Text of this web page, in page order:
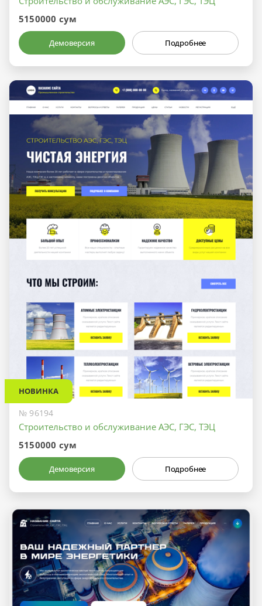
5150000 сум
Демоверсия Подробнее
НОВИНКА
№ 96194
Строительство и обслуживание АЭС, ГЭС, ТЭЦ
5150000 сум
Демоверсия Подробнее